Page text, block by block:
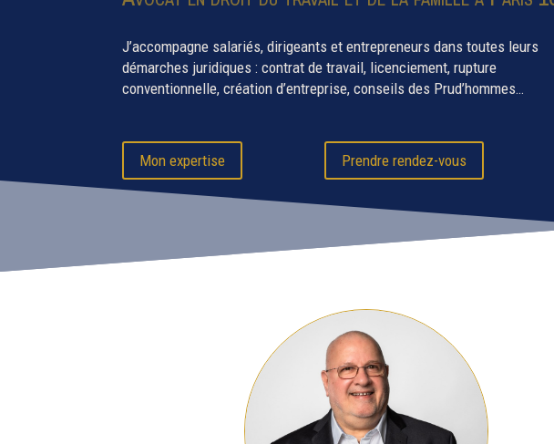
J’accompagne salariés, dirigeants et entrepreneurs dans toutes leurs
démarches juridiques : contrat de travail, licenciement, rupture
conventionnelle, création d’entreprise, conseils des Prud’hommes…
Mon expertise Prendre rendez-vous